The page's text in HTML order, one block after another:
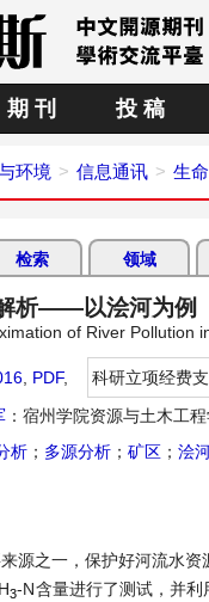
期 刊 投 稿
环境 信息通讯 生
检索 领域
析——以浍河为例
of River Pollution
PDF,
科研立项经费
：宿州学院资源与土木工
析 ； 多源分析 ； 矿区 ； 浍
源之一，保护好河流水
3-N含量进行了测试，并